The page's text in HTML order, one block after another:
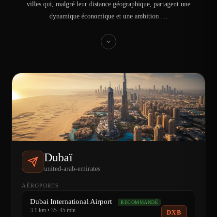
villes qui, malgré leur distance géographique, partagent une
dynamique économique et une ambition …
Dubaï
united-arab-emirates
AÉROPORTS
Dubai International Airport RECOMMANDÉ
3.1 km • 35–45 min DXB